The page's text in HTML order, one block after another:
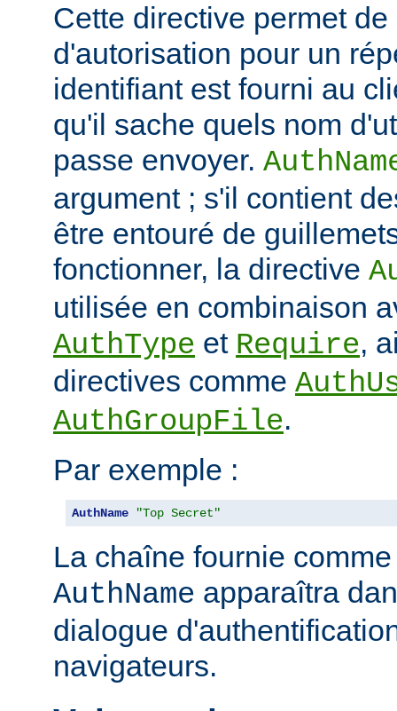
Cette directive permet
d'autorisation pour un
identifiant est fourni au
qu'il sache quels nom
passe envoyer.
argument ; s'il contient
être entouré de
fonctionner, la directive
utilisée en combinaison
AuthType et Require,
directives comme
AuthGroupFile.
Par exemple :
AuthName "Top Secret"
La chaîne fournie
AuthName apparaîtra
dialogue
navigateurs.